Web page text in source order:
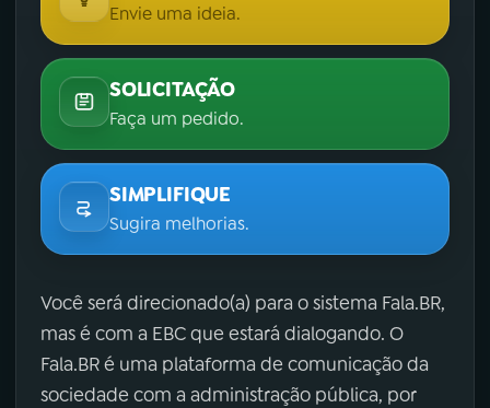
Envie uma ideia.
SOLICITAÇÃO
Faça um pedido.
SIMPLIFIQUE
Sugira melhorias.
Você será direcionado(a) para o sistema Fala.BR,
mas é com a EBC que estará dialogando. O
Fala.BR é uma plataforma de comunicação da
sociedade com a administração pública, por